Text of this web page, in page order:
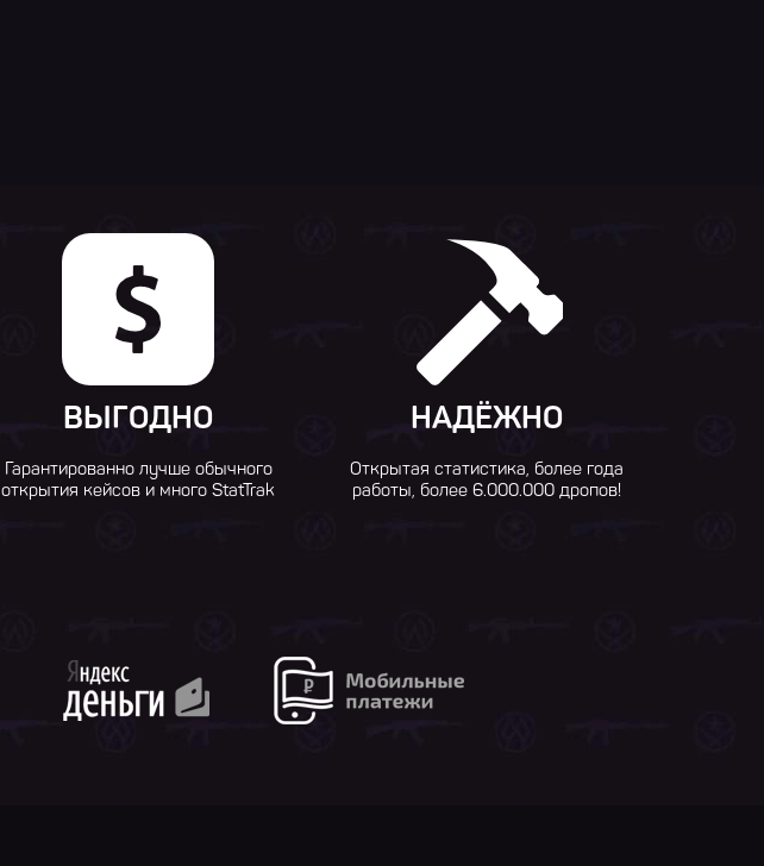
ВЫГОДНО
Гарантированно лучше обычного
открытия кейсов и много StatTrak
НАДЁЖНО
Открытая статистика, более года
работы, более 6.000.000 дропов!